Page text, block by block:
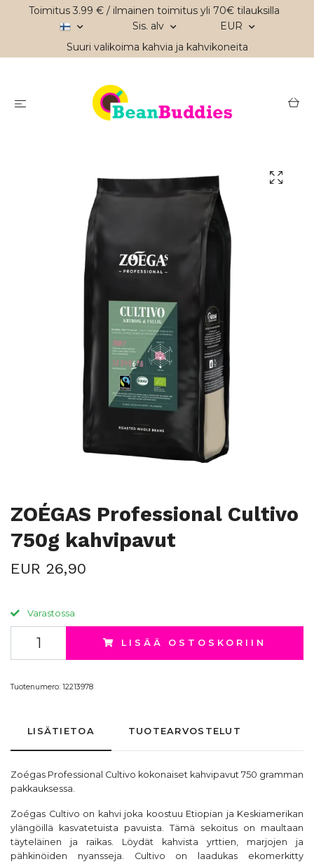
Toimitus 3.99 € / ilmainen toimitus yli 70€ tilauksilla
Sis. alv
EUR
Suuri valikoima kahvia ja kahvikoneita
ZOÉGAS Professional Cultivo
750g kahvipavut
EUR 26,90
Varastossa
LISÄÄ OSTOSKORIIN
Tuotenumero: 12213978
LISÄTIETOA TUOTEARVOSTELUT
Zoégas Professional Cultivo kokonaiset kahvipavut 750 gramman
pakkauksessa.
Zoégas Cultivo on kahvi joka koostuu Etiopian ja Keskiamerikan
ylängöillä kasvatetuista pavuista. Tämä sekoitus on maultaan
täyteläinen ja raikas. Löydät kahvista yrttien, marjojen ja
pähkinöiden nyansseja. Cultivo on laadukas ekomerkitty